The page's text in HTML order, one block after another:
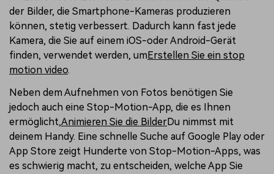
der Bilder, die Smartphone-Kameras produzieren
können, stetig verbessert. Dadurch kann fast jede
Kamera, die Sie auf einem iOS-oder Android-Gerät
finden, verwendet werden, um Erstellen Sie ein stop
motion video.
Neben dem Aufnehmen von Fotos benötigen Sie
jedoch auch eine Stop-Motion-App, die es Ihnen
ermöglicht,Animieren Sie die BilderDu nimmst mit
deinem Handy. Eine schnelle Suche auf Google Play oder
App Store zeigt Hunderte von Stop-Motion-Apps, was
es schwierig macht, zu entscheiden, welche App Sie